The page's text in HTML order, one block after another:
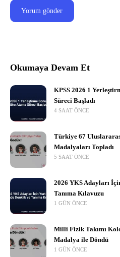
Okumaya Devam Et
KPSS 2026 1
Süreci Başladı
4 SAAT ÖNCE
Türkiye 67
Madalyaları Topladı
5 SAAT ÖNCE
2026 YKS Adayları
Tanıma Kılavuzu
1 GÜN ÖNCE
Milli Fizik Takımı
Madalya ile Döndü
1 GÜN ÖNCE